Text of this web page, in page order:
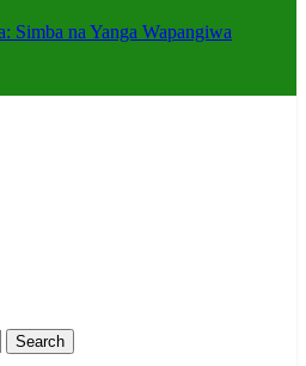
Simba na Yanga Wapangiwa